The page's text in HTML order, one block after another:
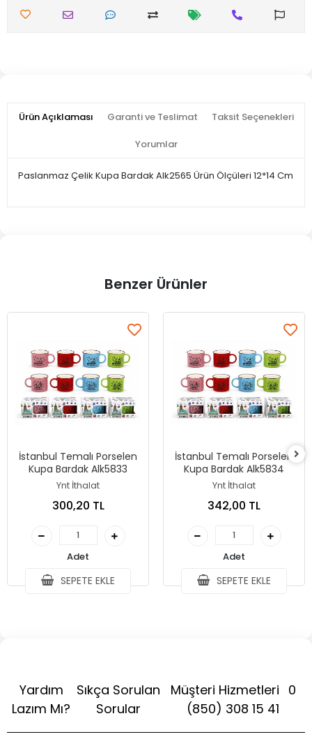
Ürün Açıklaması Garanti ve Teslimat Taksit Seçenekleri
Yorumlar
Paslanmaz Çelik Kupa Bardak Alk2565 Ürün Ölçüleri 12*14 Cm
Benzer Ürünler
İstanbul Temalı Porselen
Kupa Bardak Alk5833
Ynt İthalat
300,20 TL
Adet
SEPETE EKLE
İstanbul Temalı Porselen
Kupa Bardak Alk5834
Ynt İthalat
342,00 TL
Adet
SEPETE EKLE
Yardım
Lazım Mı?
Sıkça Sorulan
Sorular
Müşteri Hizmetleri 0
(850) 308 15 41